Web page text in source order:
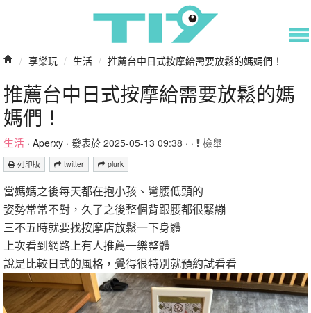
/ 享樂玩 / 生活 / 推薦台中日式按摩給需要放鬆的媽媽們！
推薦台中日式按摩給需要放鬆的媽
媽們！
生活 · Aperxy · 發表於 2025-05-13 09:38 · · 檢舉
列印版 twitter plurk
當媽媽之後每天都在抱小孩、彎腰低頭的
姿勢常常不對，久了之後整個背跟腰都很緊繃
三不五時就要找按摩店放鬆一下身體
上次看到網路上有人推薦一樂整體
說是比較日式的風格，覺得很特別就預約試看看